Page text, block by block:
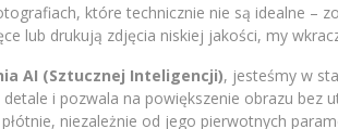
które technicznie nie są idealne –
lub drukują zdjęcia niskiej jakości, my
AI (Sztucznej Inteligencji), jesteśmy w
i pozwala na powiększenie obrazu bez
niezależnie od jego pierwotnych